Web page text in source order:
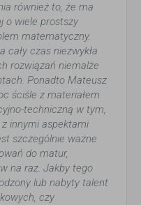
również to, że ma
o wiele prostszy
matematyczny.
cały czas niezwykła
rozwiązań niemalże
Ponadto Mateusz
ściśle z materiałem
techniczną w tym,
innymi aspektami
szczególnie ważne
do matur,
na raz. Jakby tego
lub nabyty talent
czy